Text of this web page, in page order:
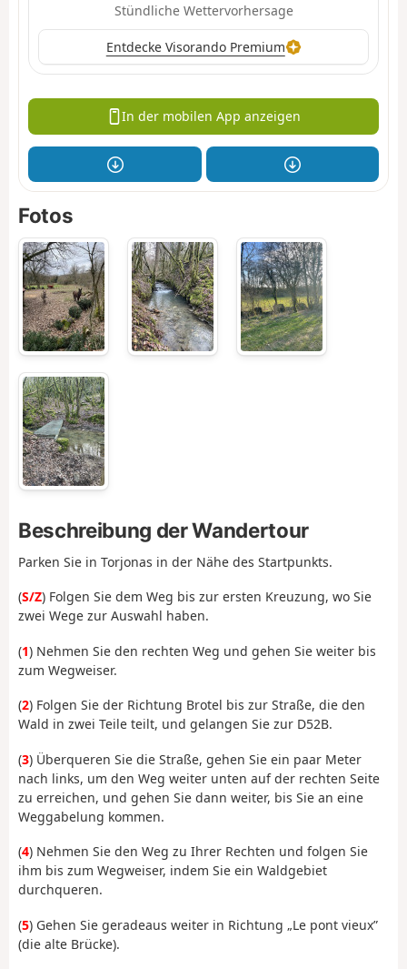
Stündliche Wettervorhersage
Entdecke Visorando Premium
In der mobilen App anzeigen
Fotos
Beschreibung der Wandertour
Parken Sie in Torjonas in der Nähe des Startpunkts.
(S/Z) Folgen Sie dem Weg bis zur ersten Kreuzung, wo Sie
zwei Wege zur Auswahl haben.
(1) Nehmen Sie den rechten Weg und gehen Sie weiter bis
zum Wegweiser.
(2) Folgen Sie der Richtung Brotel bis zur Straße, die den
Wald in zwei Teile teilt, und gelangen Sie zur D52B.
(3) Überqueren Sie die Straße, gehen Sie ein paar Meter
nach links, um den Weg weiter unten auf der rechten Seite
zu erreichen, und gehen Sie dann weiter, bis Sie an eine
Weggabelung kommen.
(4) Nehmen Sie den Weg zu Ihrer Rechten und folgen Sie
ihm bis zum Wegweiser, indem Sie ein Waldgebiet
durchqueren.
(5) Gehen Sie geradeaus weiter in Richtung „Le pont vieux”
(die alte Brücke).